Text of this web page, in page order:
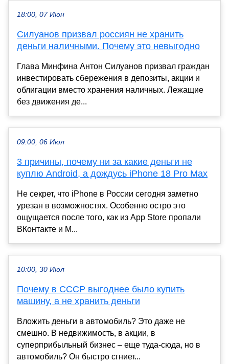
18:00, 07 Июн
Силуанов призвал россиян не хранить
деньги наличными. Почему это невыгодно
Глава Минфина Антон Силуанов призвал граждан
инвестировать сбережения в депозиты, акции и
облигации вместо хранения наличных. Лежащие
без движения де...
09:00, 06 Июл
3 причины, почему ни за какие деньги не
куплю Android, а дождусь iPhone 18 Pro Max
Не секрет, что iPhone в России сегодня заметно
урезан в возможностях. Особенно остро это
ощущается после того, как из App Store пропали
ВКонтакте и M...
10:00, 30 Июл
Почему в СССР выгоднее было купить
машину, а не хранить деньги
Вложить деньги в автомобиль? Это даже не
смешно. В недвижимость, в акции, в
суперприбыльный бизнес – еще туда-сюда, но в
автомобиль? Он быстро сгниет...